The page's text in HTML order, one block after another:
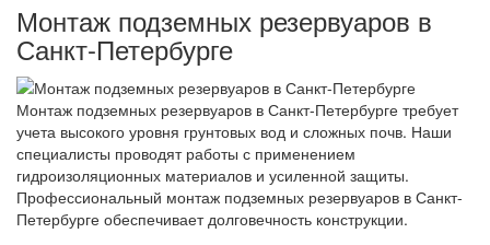
Монтаж подземных резервуаров в
Санкт-Петербурге
Монтаж подземных резервуаров в Санкт-Петербурге требует
учета высокого уровня грунтовых вод и сложных почв. Наши
специалисты проводят работы с применением
гидроизоляционных материалов и усиленной защиты.
Профессиональный монтаж подземных резервуаров в Санкт-
Петербурге обеспечивает долговечность конструкции.